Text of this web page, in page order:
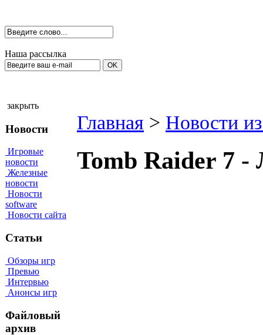
Наша рассылка
закрыть
Новости
Игровые
новости
Железные
новости
Новости
software
Новости сайта
Статьи
Обзоры игр
Превью
Интервью
Анонсы игр
Файловый
архив
Главная > Новости
Tomb Raider 7 -